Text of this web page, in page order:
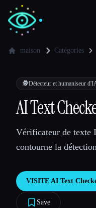
💻 Développeurs
🎓Étudiants
Blog
maison Catégories
🕵️Détecteur et humaniseur
AI Text
Vérificateur de texte
contourne la
VISITE AI Text
Save